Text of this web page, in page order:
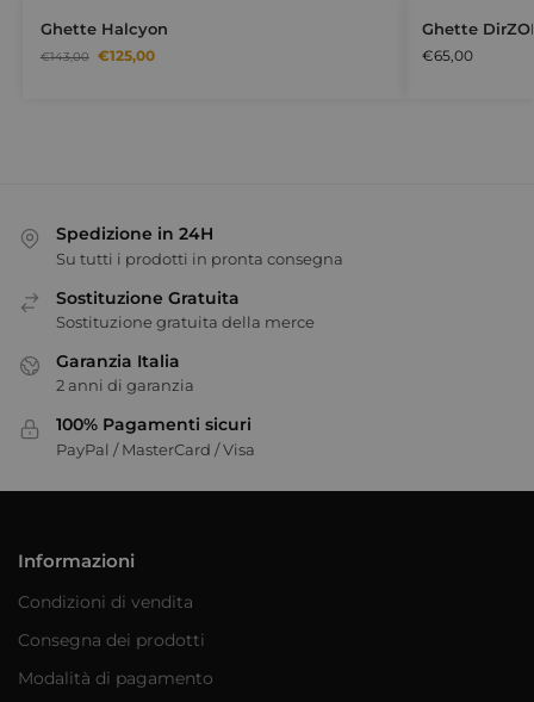
Ghette Halcyon
€143,00 €125,00
Ghette
€65,00
Spedizione in 24H
Su tutti i prodotti in pronta consegna
Sostituzione Gratuita
Sostituzione gratuita della merce
Garanzia Italia
2 anni di garanzia
100% Pagamenti sicuri
PayPal / MasterCard / Visa
Informazioni
Condizioni di vendita
Consegna dei prodotti
Modalità di pagamento